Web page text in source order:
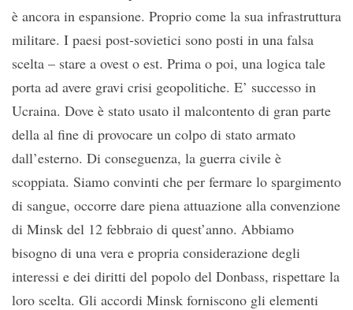
è ancora in espansione. Proprio come la sua infrastruttura
militare. I paesi post-sovietici sono posti in una falsa
scelta – stare a ovest o est. Prima o poi, una logica tale
porta ad avere gravi crisi geopolitiche. E’ successo in
Ucraina. Dove è stato usato il malcontento di gran parte
della al fine di provocare un colpo di stato armato
dall’esterno. Di conseguenza, la guerra civile è
scoppiata. Siamo convinti che per fermare lo spargimento
di sangue, occorre dare piena attuazione alla convenzione
di Minsk del 12 febbraio di quest’anno. Abbiamo
bisogno di una vera e propria considerazione degli
interessi e dei diritti del popolo del Donbass, rispettare la
loro scelta. Gli accordi Minsk forniscono gli elementi